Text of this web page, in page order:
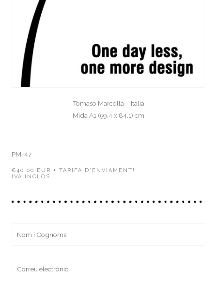
Tomaso Marcolla – Itàlia
Mida A1 (59,4 x 84,1) cm
PM-47
€40,00 EUR + TARIFA D'ENVIAMENT!
IVA INCLÒS.